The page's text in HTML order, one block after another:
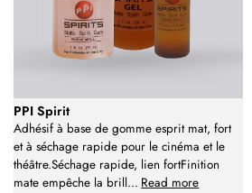
PPI Spirit
Adhésif à base de gomme esprit mat, fort
et à séchage rapide pour le cinéma et le
théâtre.Séchage rapide, lien fortFinition
mate empêche la brill... Read more